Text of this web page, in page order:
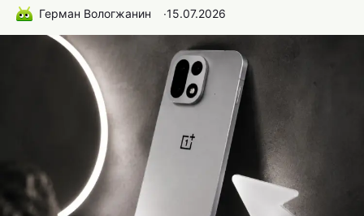
Герман Вологжанин ∙15.07.2026